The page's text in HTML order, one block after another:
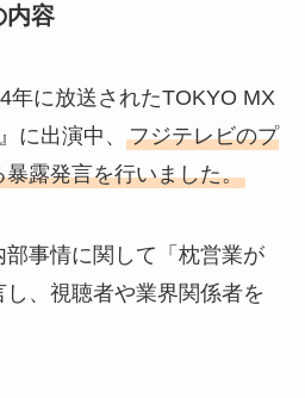
内容
年に放送されたTOKYO MX
に出演中、 フジテレビのプ
露発言を行いました。
事情に関して「枕営業が
、視聴者や業界関係者を